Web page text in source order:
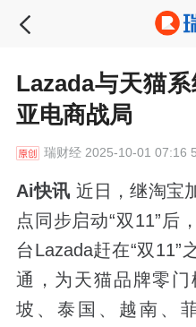
Lazada与天猫
亚电商战局
瑞财经2025-10-01 07:16
Ai快讯 近日，继淘宝
点同步启动“双11”后
台Lazada赶在“双11”
通，为天猫品牌零
坡、泰国、越南、